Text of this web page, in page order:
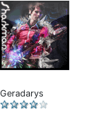
Geradarys